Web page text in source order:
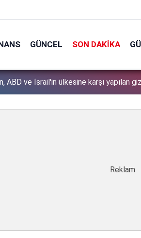
GÜNCEL SON DAKIKA
ABD ve İsrail'in ülkesine karşı yapılan
tek tek açıkladı: Çerçeve yasa'dan